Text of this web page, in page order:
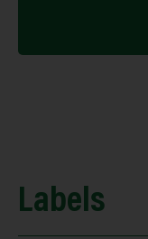
Labels